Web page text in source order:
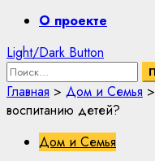
PrimaryО проекте
Light/Dark Button
Найти:
Главная > Дом и Семья >
воспитанию детей?
Дом и Семья